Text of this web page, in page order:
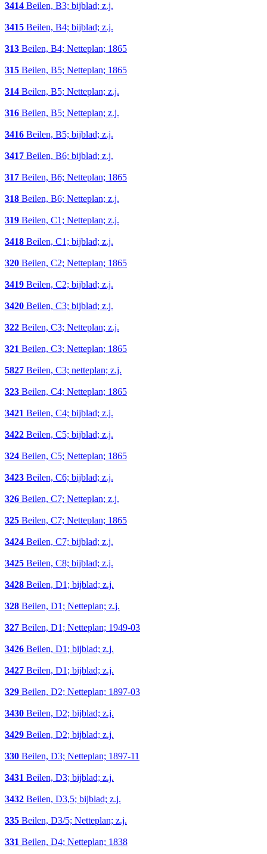
3414 Beilen, B3; bijblad; z.j.
3415 Beilen, B4; bijblad; z.j.
313 Beilen, B4; Netteplan; 1865
315 Beilen, B5; Netteplan; 1865
314 Beilen, B5; Netteplan; z.j.
316 Beilen, B5; Netteplan; z.j.
3416 Beilen, B5; bijblad; z.j.
3417 Beilen, B6; bijblad; z.j.
317 Beilen, B6; Netteplan; 1865
318 Beilen, B6; Netteplan; z.j.
319 Beilen, C1; Netteplan; z.j.
3418 Beilen, C1; bijblad; z.j.
320 Beilen, C2; Netteplan; 1865
3419 Beilen, C2; bijblad; z.j.
3420 Beilen, C3; bijblad; z.j.
322 Beilen, C3; Netteplan; z.j.
321 Beilen, C3; Netteplan; 1865
5827 Beilen, C3; netteplan; z.j.
323 Beilen, C4; Netteplan; 1865
3421 Beilen, C4; bijblad; z.j.
3422 Beilen, C5; bijblad; z.j.
324 Beilen, C5; Netteplan; 1865
3423 Beilen, C6; bijblad; z.j.
326 Beilen, C7; Netteplan; z.j.
325 Beilen, C7; Netteplan; 1865
3424 Beilen, C7; bijblad; z.j.
3425 Beilen, C8; bijblad; z.j.
3428 Beilen, D1; bijblad; z.j.
328 Beilen, D1; Netteplan; z.j.
327 Beilen, D1; Netteplan; 1949-03
3426 Beilen, D1; bijblad; z.j.
3427 Beilen, D1; bijblad; z.j.
329 Beilen, D2; Netteplan; 1897-03
3430 Beilen, D2; bijblad; z.j.
3429 Beilen, D2; bijblad; z.j.
330 Beilen, D3; Netteplan; 1897-11
3431 Beilen, D3; bijblad; z.j.
3432 Beilen, D3,5; bijblad; z.j.
335 Beilen, D3/5; Netteplan; z.j.
331 Beilen, D4; Netteplan; 1838